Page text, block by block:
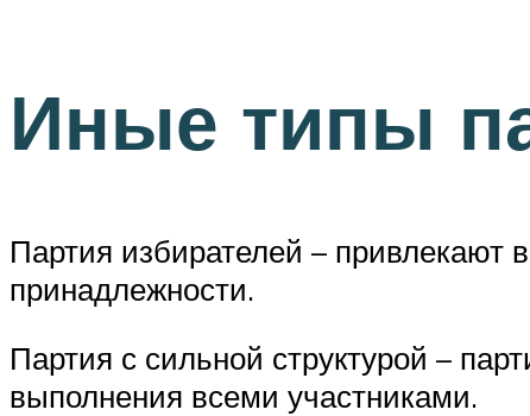
Иные типы
Партия избирателей – привлекают
принадлежности.
Партия с сильной структурой –
выполнения всеми участниками.